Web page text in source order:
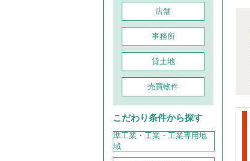
店舗
事務所
貸土地
売買物件
こだわり条件から探す
準工業・工業・工業専用地
域